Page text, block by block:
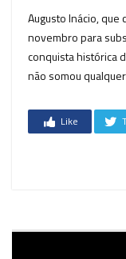
Augusto Inácio, que
novembro para
conquista histórica
não somou
Like